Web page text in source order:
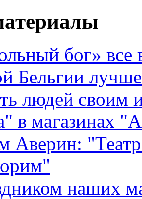
бог» все
Бельгии
людей своим
в магазинах
Аверин:
наших